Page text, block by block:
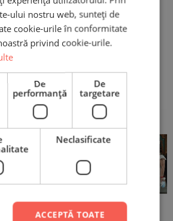
99%
ului nostru web, sunteți de
cookie-urile în conformitate
privind cookie-urile.
De
performanță
De
targetare
Neclasificate
ACCEPTĂ TOATE